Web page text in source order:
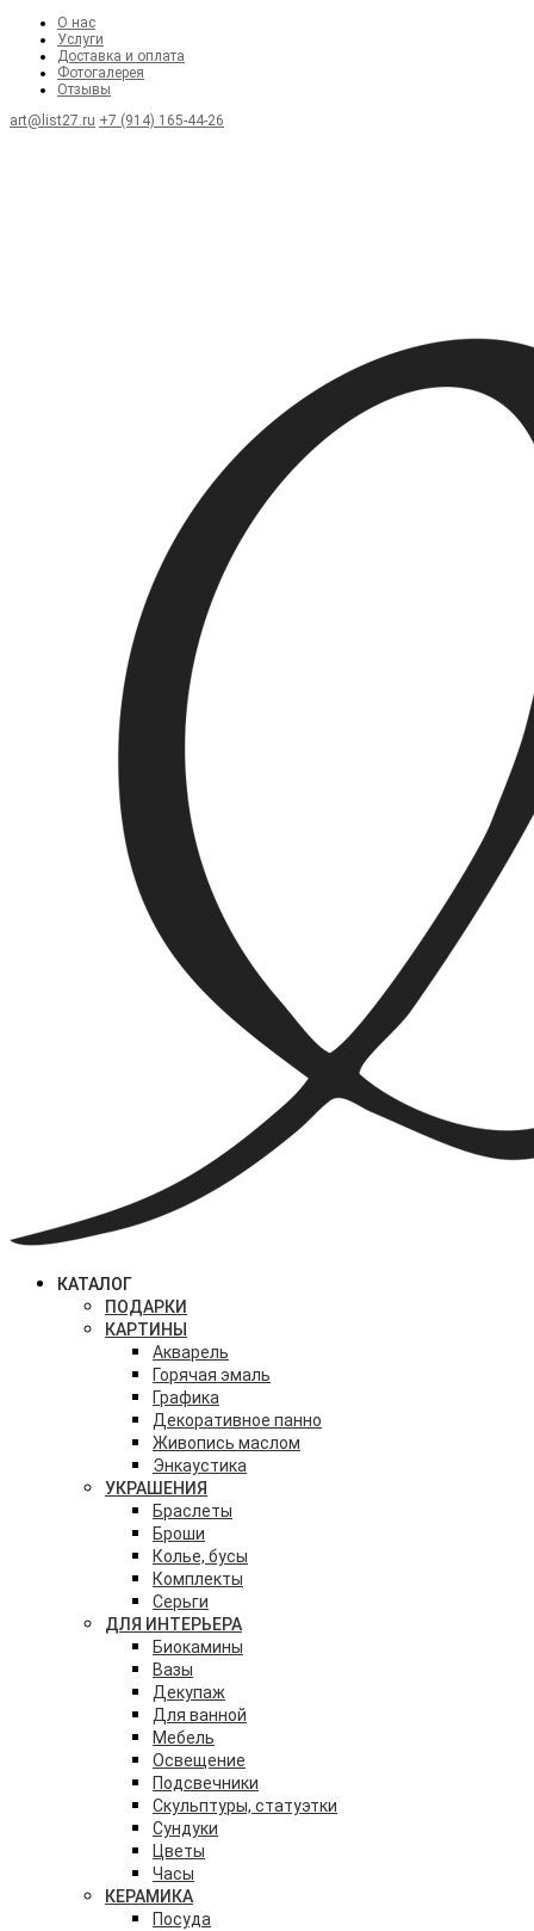
О нас
Услуги
Доставка и оплата
Фотогалерея
Отзывы
art@list27.ru +7 (914) 165-44-26
КАТАЛОГ
ПОДАРКИ
КАРТИНЫ
Акварель
Горячая эмаль
Графика
Декоративное панно
Живопись маслом
Энкаустика
УКРАШЕНИЯ
Браслеты
Броши
Колье, бусы
Комплекты
Серьги
ДЛЯ ИНТЕРЬЕРА
Биокамины
Вазы
Декупаж
Для ванной
Мебель
Освещение
Подсвечники
Скульптуры, статуэтки
Сундуки
Цветы
Часы
КЕРАМИКА
Посуда